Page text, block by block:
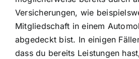
Versicherungen, wie
Mitgliedschaft in einem
abgedeckt bist. In einigen
dass du bereits Leistungen